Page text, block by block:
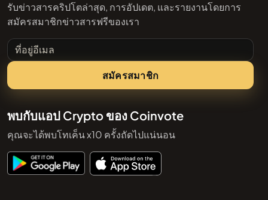
รับข่าวสารคริปโตล่าสุด, การอัปเดต, และรายงานโดยการ
สมัครสมาชิกข่าวสารฟรีของเรา
ที่อยู่อีเมล
สมัครสมาชิก
พบกับแอป Crypto ของ Coinvote
คุณจะได้พบโทเค็น x10 ครั้งถัดไปแน่นอน